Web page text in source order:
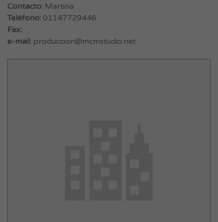
Contacto: Martina
Teléfono: 01147729446
Fax:
e-mail: produccion@mcmstudio.net